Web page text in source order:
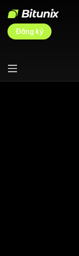
Đăng ký